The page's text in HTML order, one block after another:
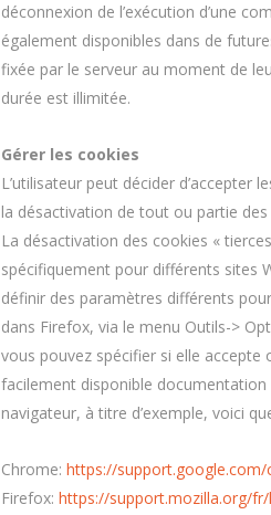
déconnexion de l’exécution d’une
également disponibles dans de
fixée par le serveur au moment de
durée est illimitée.
Gérer les cookies
L’utilisateur peut décider
la désactivation de tout ou partie
La désactivation des cookies «
spécifiquement pour différents sites
définir des paramètres différents
dans Firefox, via le menu Outils->
vous pouvez spécifier si elle
facilement disponible
navigateur, à titre d’exemple, voici
Chrome: https://
Firefox: https://support.mozilla.org/